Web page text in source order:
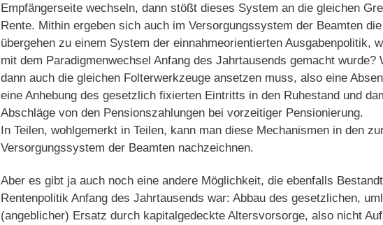
Empfängerseite wechseln, dann stößt dieses System an die gleichen
Rente. Mithin ergeben sich auch im Versorgungssystem der Beamten
übergehen zu einem System der einnahmeorientierten Ausgabenpolitik,
mit dem Paradigmenwechsel Anfang des Jahrtausends gemacht
dann auch die gleichen Folterwerkzeuge ansetzen muss, also eine
eine Anhebung des gesetzlich fixierten Eintritts in den Ruhestand und
Abschläge von den Pensionszahlungen bei vorzeitiger Pensionierung.
In Teilen, wohlgemerkt in Teilen, kann man diese Mechanismen in den
Versorgungssystem der Beamten nachzeichnen.
Aber es gibt ja auch noch eine andere Möglichkeit, die ebenfalls
Rentenpolitik Anfang des Jahrtausends war: Abbau des gesetzlichen,
(angeblicher) Ersatz durch kapitalgedeckte Altersvorsorge, also nicht